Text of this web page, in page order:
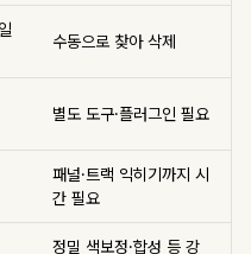
수동으로 찾아 삭제
별도 도구·플러그인 필요
패널·트랙 익히기까지 시
간 필요
정밀 색보정·합성 등 강